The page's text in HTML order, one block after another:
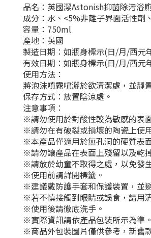
品名：英國潔Astonish抑菌除污浴
成分：水、<5%非離子界面活性劑
容量：750ml
產地：英國
製造日期：如瓶身標示(日/月/西元
有效日期：如瓶身標示(日/月/西元
使用方法：
將泡沫噴霧噴灑於欲清潔處，並靜
保存方式：放置陰涼處。
注意事項：
※請勿使用於對酸性較為敏感的表
※請勿在有破裂或損壞的陶瓷上使
※本產品僅適用於無孔洞的硬質表
※請勿讓產品在表面上殘留以及乾
※請放於幼童不取得之處，以免發
※使用前請詳閱標籤。
※建議戴防護手套和保護裝置，並
※若不慎接觸到眼睛或誤食，請用
※使用後請徹底洗手。
※實際資訊請依產品包裝所示為準。
※商品外包裝圖片僅供參考，新舊